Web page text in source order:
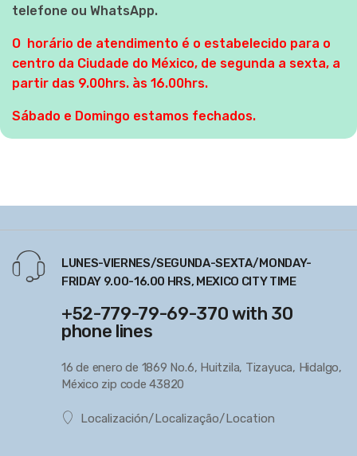
telefone ou WhatsApp.
O horário de atendimento é o estabelecido para o
centro da Ciudade do México, de segunda a sexta, a
partir das 9.00hrs. às 16.00hrs.
Sábado e Domingo estamos fechados.
LUNES-VIERNES/SEGUNDA-SEXTA/MONDAY-
FRIDAY 9.00-16.00 HRS, MEXICO CITY TIME
+52-779-79-69-370 with 30
phone lines
16 de enero de 1869 No.6, Huitzila, Tizayuca, Hidalgo,
México zip code 43820
Localización/Localização/Location